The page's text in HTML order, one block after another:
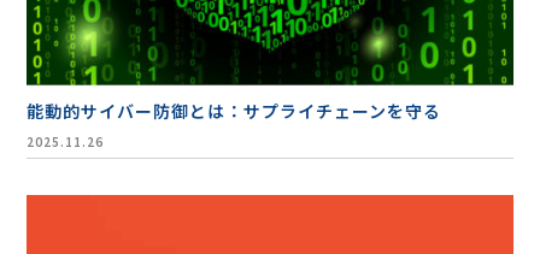
ニュース
ミッション
経営チーム
沿革
会社概要
能動的サイバー防御とは：サプライチェーンを守る
2025.11.26